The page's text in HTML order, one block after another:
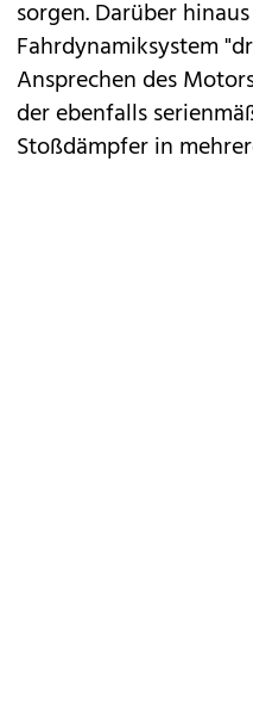
sorgen. Darüber
Fahrdynamiksystem
Ansprechen des
der ebenfalls
Stoßdämpfer in